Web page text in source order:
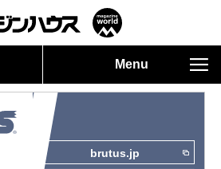
Menu
brutus.jp